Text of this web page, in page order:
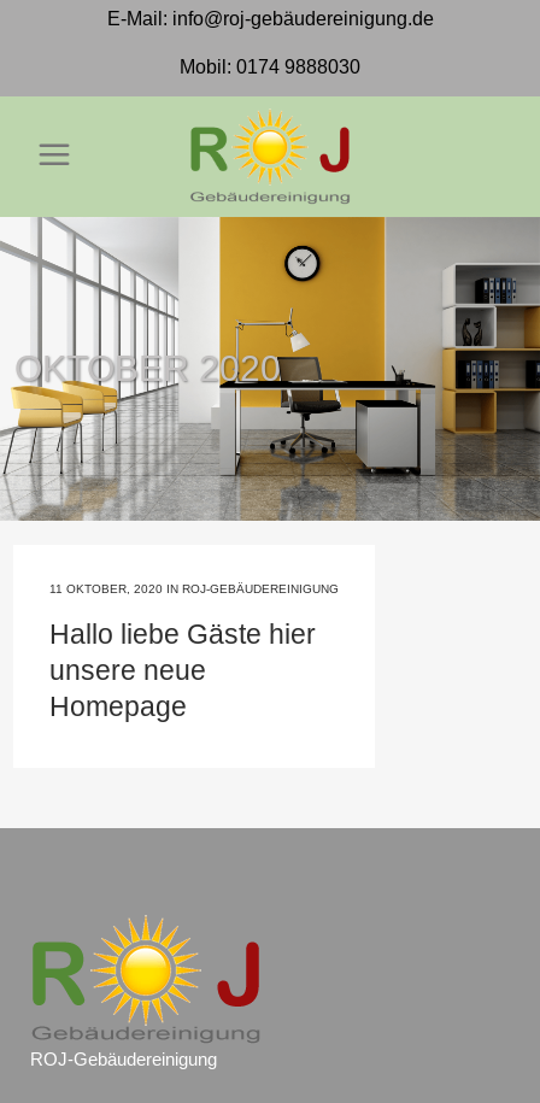
E-Mail: info@roj-gebäudereinigung.de
Mobil: 0174 9888030
OKTOBER 2020
11 OKTOBER, 2020 INROJ-GEBÄUDEREINIGUNG
Hallo liebe Gäste hier
unsere neue
Homepage
ROJ-Gebäudereinigung